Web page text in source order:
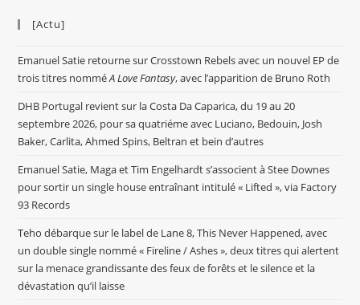
[Actu]
Emanuel Satie retourne sur Crosstown Rebels avec un nouvel EP de
trois titres nomméA Love Fantasy, avec l’apparition de Bruno Roth
DHB Portugal revient sur la Costa Da Caparica, du 19 au 20
septembre 2026, pour sa quatriéme avec Luciano, Bedouin, Josh
Baker, Carlita, Ahmed Spins, Beltran et bein d’autres
Emanuel Satie, Maga et Tim Engelhardt s’associent à Stee Downes
pour sortir un single house entraînant intitulé « Lifted », via Factory
93 Records
Teho débarque sur le label de Lane 8, This Never Happened, avec
un double single nommé « Fireline / Ashes », deux titres qui alertent
sur la menace grandissante des feux de forêts et le silence et la
dévastation qu’il laisse